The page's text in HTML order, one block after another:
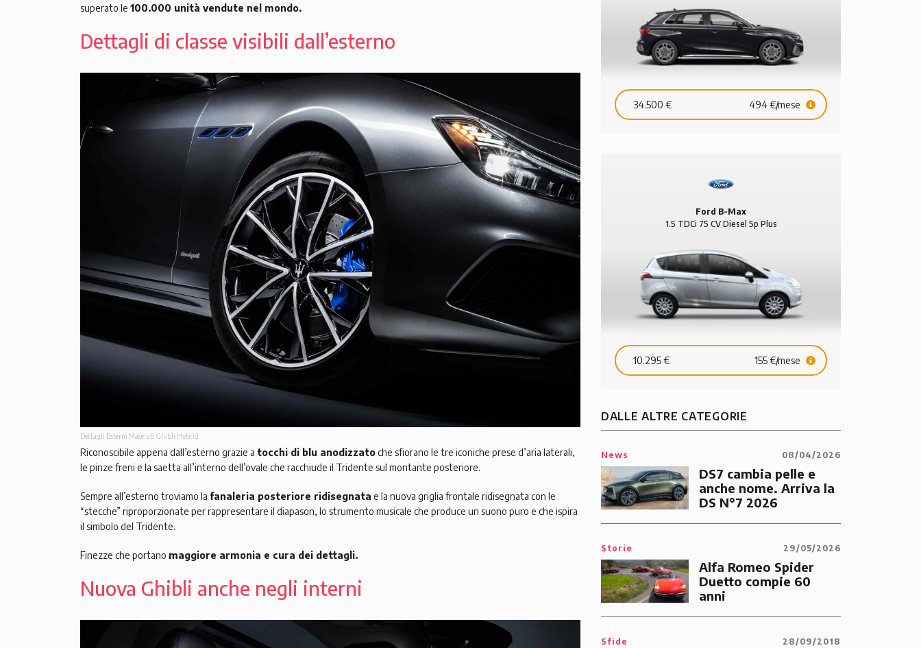
superato le 100.000 unità vendute nel mondo.
Dettagli di classe visibili dall’esterno
Dettagli Esterni Maserati Ghibli Hybrid
Riconoscibile appena dall’esterno grazie a tocchi di blu anodizzatoche sfiorano le tre iconiche prese d’aria laterali,
le pinze freni e la saetta all’interno dell’ovale che racchiude il Tridente sul montante posteriore.
Sempre all’esterno troviamo la fanaleria posteriore ridisegnata e la nuova griglia frontale ridisegnata con le
“stecche” riproporzionate per rappresentare il diapason, lo strumento musicale che produce un suono puro e che ispira
il simbolo del Tridente.
Finezze che portano maggiore armonia e cura dei dettagli.
Nuova Ghibli anche negli interni
34.500 € 494 €/mese
Ford B-Max
1.5 TDCi 75 CV Diesel 5p Plus
10.295 € 155 €/mese
DALLE ALTRE CATEGORIE
News 08/04/2026
DS7 cambia pelle e
anche nome. Arriva la
DS N°7 2026
Storie 29/05/2026
Alfa Romeo Spider
Duetto compie 60
anni
Sfide 28/09/2018